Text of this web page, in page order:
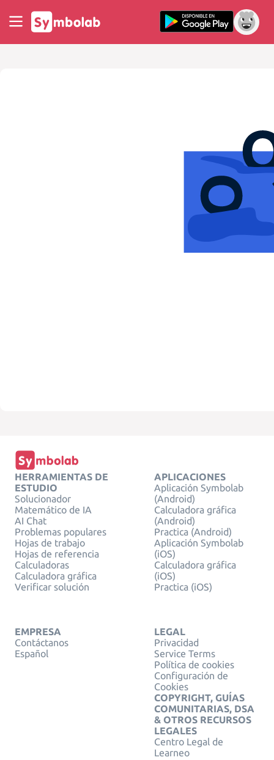
HERRAMIENTAS DE
ESTUDIO
Solucionador
Matemático de IA
AI Chat
Problemas populares
Hojas de trabajo
Hojas de referencia
Calculadoras
Calculadora gráfica
Verificar solución
APLICACIONES
Aplicación Symbolab
(Android)
Calculadora gráfica
(Android)
Practica (Android)
Aplicación Symbolab
(iOS)
Calculadora gráfica
(iOS)
Practica (iOS)
EMPRESA
Contáctanos
Español
LEGAL
Privacidad
Service Terms
Política de cookies
Configuración de
Cookies
COPYRIGHT, GUÍAS
COMUNITARIAS, DSA
& OTROS RECURSOS
LEGALES
Centro Legal de
Learneo